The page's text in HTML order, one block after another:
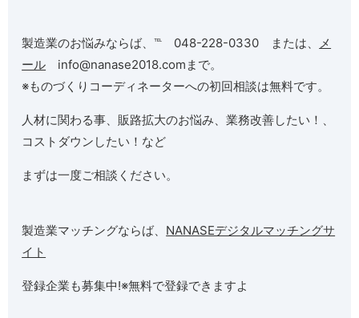
製造業のお悩みならば、℡ 048-228-0330 または、 メ
ール info@nanase2018.comまで。
※ものづくりコーディネーターへの初回相談は無料です。
人材に関わる事、販路拡大のお悩み、業務改善したい！、
コストダウンしたい！など
まずは一度ご相談ください。
製造業マッチングならば、 NANASEデジタルマッチングサ
イト
登録企業も募集中!※無料で登録できますよ